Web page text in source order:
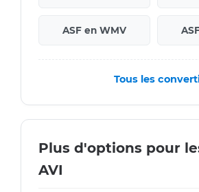
ASF en WMV
Tous les
Plus d'options pour
AVI